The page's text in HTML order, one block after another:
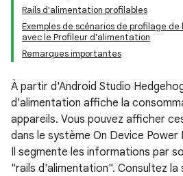
Rails d'alimentation profilables
Exemples de scénarios de profilage
avec le Profileur d'alimentation
Remarques importantes
À partir d'Android Studio
d'alimentation affiche la
appareils. Vous pouvez afficher
dans le système On Device Power
Il segmente les informations par
"rails d'alimentation". Consultez la